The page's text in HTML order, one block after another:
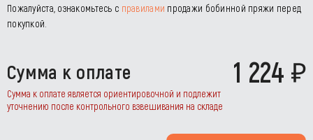
Пожалуйста, ознакомьтесь с правилами продажи бобинной пряжи перед
покупкой.
Сумма к оплате 1 224
Сумма к оплате является ориентировочной и подлежит
уточнению после контрольного взвешивания на складе